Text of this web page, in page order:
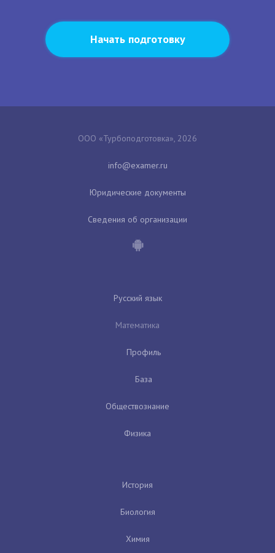
Начать подготовку
ООО «Турбоподготовка», 2026
Юридические документы
Сведения об организации
Русский язык
Математика
Профиль
База
Обществознание
Физика
История
Биология
Химия